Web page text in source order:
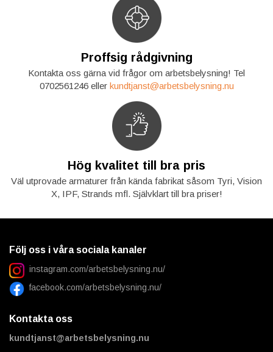
Proffsig rådgivning
Kontakta oss gärna vid frågor om arbetsbelysning! Tel
0702561246 eller kundtjanst@arbetsbelysning.nu
Hög kvalitet till bra pris
Väl utprovade armaturer från kända fabrikat såsom Tyri, Vision
X, IPF, Strands mfl. Självklart till bra priser!
Följ oss i våra sociala kanaler
instagram.com/arbetsbelysning.nu/
facebook.com/arbetsbelysning.nu/
Kontakta oss
kundtjanst@arbetsbelysning.nu